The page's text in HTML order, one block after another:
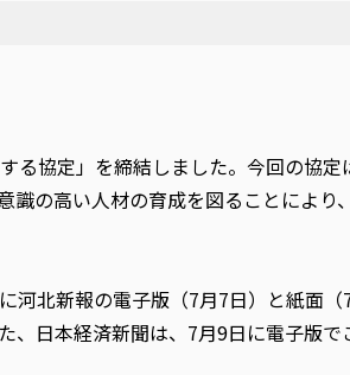
る協定」を締結しました。今回の協定
の高い人材の育成を図ることにより
北新報の電子版（7月7日）と紙面（
日本経済新聞は、7月9日に電子版で